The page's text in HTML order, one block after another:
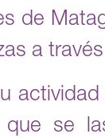
de
a
se